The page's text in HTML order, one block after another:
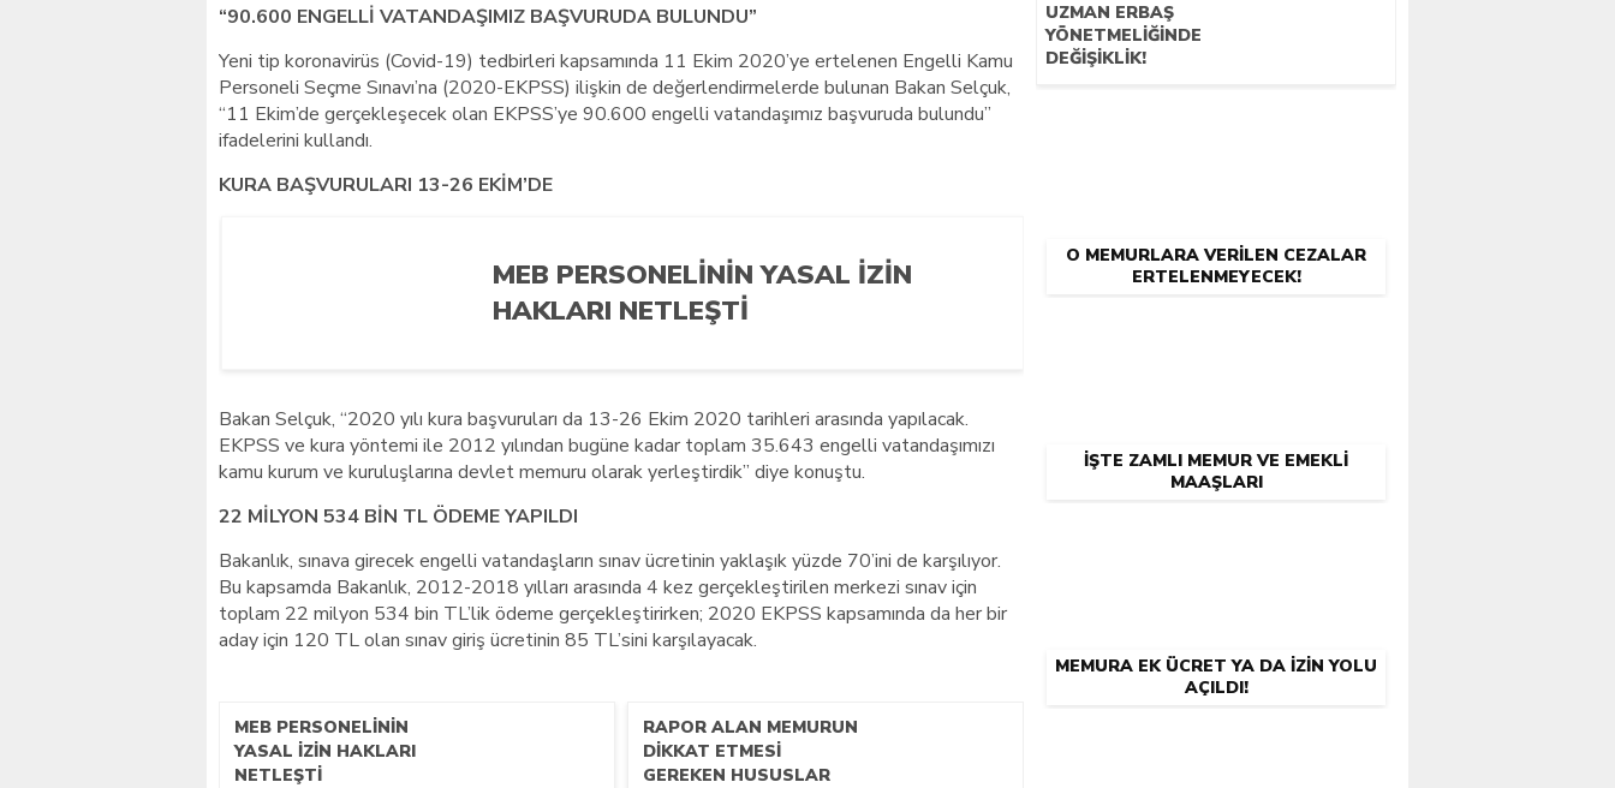
“90.600 ENGELLİ VATANDAŞIMIZ BAŞVURUDA BULUNDU”
Yeni tip koronavirüs (Covid-19) tedbirleri kapsamında 11 Ekim 2020’ye ertelenen Engelli Kamu
Personeli Seçme Sınavı’na (2020-EKPSS) ilişkin de değerlendirmelerde bulunan Bakan Selçuk,
“11 Ekim’de gerçekleşecek olan EKPSS’ye 90.600 engelli vatandaşımız başvuruda bulundu”
ifadelerini kullandı.
KURA BAŞVURULARI 13-26 EKİM’DE
MEB PERSONELININ YASAL İZIN
HAKLARI NETLEŞTI
Bakan Selçuk, “2020 yılı kura başvuruları da 13-26 Ekim 2020 tarihleri arasında yapılacak.
EKPSS ve kura yöntemi ile 2012 yılından bugüne kadar toplam 35.643 engelli vatandaşımızı
kamu kurum ve kuruluşlarına devlet memuru olarak yerleştirdik” diye konuştu.
22 MİLYON 534 BİN TL ÖDEME YAPILDI
Bakanlık, sınava girecek engelli vatandaşların sınav ücretinin yaklaşık yüzde 70’ini de karşılıyor.
Bu kapsamda Bakanlık, 2012-2018 yılları arasında 4 kez gerçekleştirilen merkezi sınav için
toplam 22 milyon 534 bin TL’lik ödeme gerçekleştirirken; 2020 EKPSS kapsamında da her bir
aday için 120 TL olan sınav giriş ücretinin 85 TL’sini karşılayacak.
MEB PERSONELININ
YASAL İZIN HAKLARI
NETLEŞTI
RAPOR ALAN MEMURUN
DİKKAT ETMESİ
GEREKEN HUSUSLAR
UZMAN ERBAŞ
YÖNETMELIĞINDE
DEĞIŞIKLIK!
O MEMURLARA VERILEN CEZALAR
ERTELENMEYECEK!
İŞTE ZAMLI MEMUR VE EMEKLI
MAAŞLARI
MEMURA EK ÜCRET YA DA İZIN YOLU
AÇILDI!